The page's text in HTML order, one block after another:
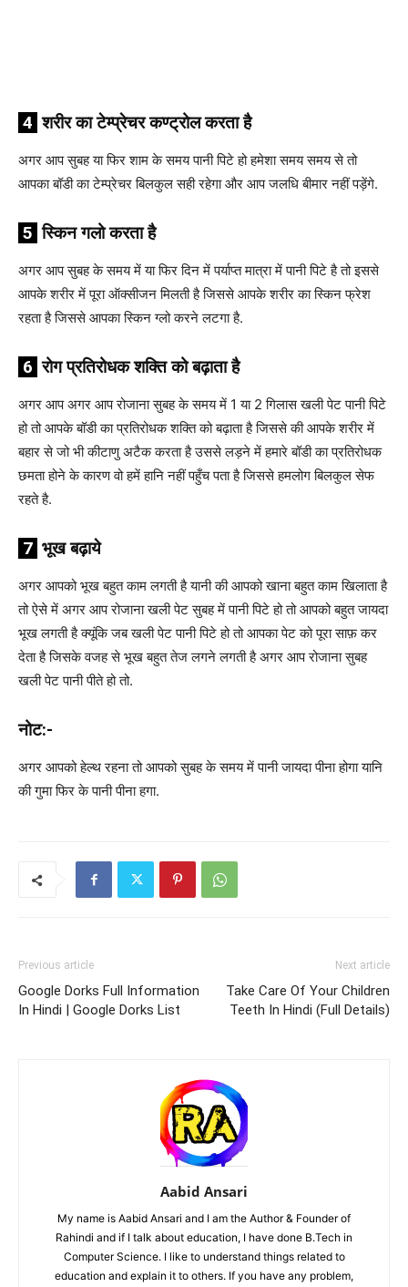
4 शरीर का टेम्प्रेचर कण्ट्रोल करता है
अगर आप सुबह या फिर शाम के समय पानी पिटे हो हमेशा समय समय से तो
आपका बॉडी का टेम्प्रेचर बिलकुल सही रहेगा और आप जलधि बीमार नहीं पड़ेंगे.
5 स्किन गलो करता है
अगर आप सुबह के समय में या फिर दिन में पर्याप्त मात्रा में पानी पिटे है तो इससे
आपके शरीर में पूरा ऑक्सीजन मिलती है जिससे आपके शरीर का स्किन फ्रेश
रहता है जिससे आपका स्किन ग्लो करने लटगा है.
6 रोग प्रतिरोधक शक्ति को बढ़ाता है
अगर आप अगर आप रोजाना सुबह के समय में 1 या 2 गिलास खली पेट पानी पिटे
हो तो आपके बॉडी का प्रतिरोधक शक्ति को बढ़ाता है जिससे की आपके शरीर में
बहार से जो भी कीटाणु अटैक करता है उससे लड़ने में हमारे बॉडी का प्रतिरोधक
छमता होने के कारण वो हमें हानि नहीं पहुँच पता है जिससे हमलोग बिलकुल सेफ
रहते है.
7 भूख बढ़ाये
अगर आपको भूख बहुत काम लगती है यानी की आपको खाना बहुत काम खिलाता है
तो ऐसे में अगर आप रोजाना खली पेट सुबह में पानी पिटे हो तो आपको बहुत जायदा
भूख लगती है क्यूंकि जब खली पेट पानी पिटे हो तो आपका पेट को पूरा साफ़ कर
देता है जिसके वजह से भूख बहुत तेज लगने लगती है अगर आप रोजाना सुबह
खली पेट पानी पीते हो तो.
नोट:-
अगर आपको हेल्थ रहना तो आपको सुबह के समय में पानी जायदा पीना होगा यानि
की गुमा फिर के पानी पीना हगा.
Previous article
Google Dorks Full Information
In Hindi | Google Dorks List
Next article
Take Care Of Your Children
Teeth In Hindi (Full Details)
Aabid Ansari
My name is Aabid Ansari and I am the Author & Founder of
Rahindi and if I talk about education, I have done B.Tech in
Computer Science. I like to understand things related to
education and explain it to others. If you have any problem,